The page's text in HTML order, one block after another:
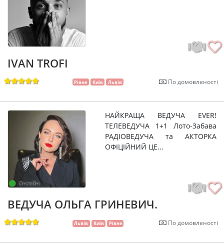
IVAN TROFI
Рівне Київ Львів По домовленості
Онлайн
НАЙКРАЩА ВЕДУЧА EVER!
ТЕЛЕВЕДУЧА 1+1 Лото-Забава
РАДІОВЕДУЧА та АКТОРКА
ОФІЦІЙНИЙ ЦЕ...
ВЕДУЧА ОЛЬГА ГРИНЕВИЧ.
Львів Київ Рівне По домовленості